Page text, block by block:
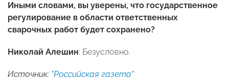
Иными словами, вы уверены, что государственное
регулирование в области ответственных
сварочных работ будет сохранено?
Николай Алешин: Безусловно.
Источник: "Российская газета"